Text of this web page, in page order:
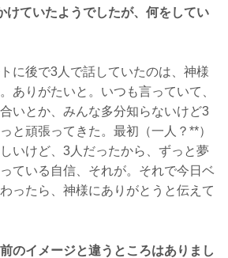
けていたようでしたが、何をしてい
後で3人で話していたのは、神様
ありがたいと。いつも言っていて、
いとか、みんな多分知らないけど3
と頑張ってきた。最初（一人？**）
いけど、3人だったから、ずっと夢
ている自信、それが。それで今日ベ
ったら、神様にありがとうと伝えて
のイメージと違うところはありまし